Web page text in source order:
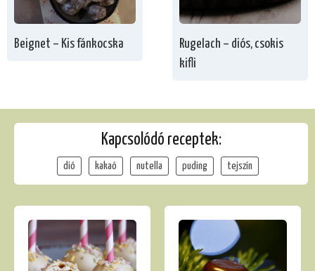
Beignet – Kis fánkocska
Rugelach – diós, csokis
kifli
Kapcsolódó receptek:
dió kakaó nutella puding tejszín